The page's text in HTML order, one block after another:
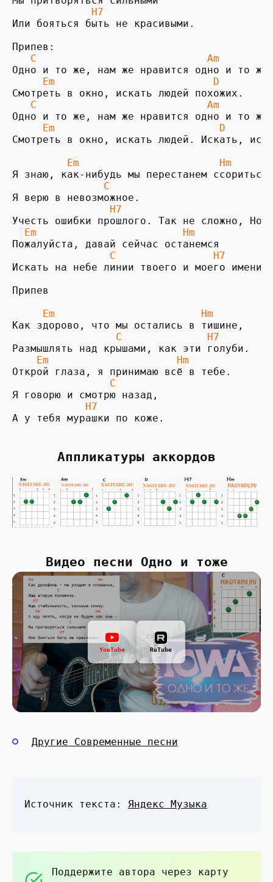
H7
Или бояться быть не красивыми.
Припев:
  C                            Am
Одно и то же, нам же нравится одно и то
  Em                          D
Смотреть в окно, искать людей похожих.
C                            Am
     Em                           D
Смотреть в окно, искать людей. Искать,
         Em                       Hm
Я знаю, как-нибудь мы перестанем
C
Я верю в невозможное.
H7
  Em                        Hm
Пожалуйста, давай сейчас останемся
C                H7
Искать на небе линии твоего и моего имени.
Припев
     Em                        Hm
Как здорово, что мы остались в тишине,
       C              H7
    Em                     Hm
                C
            H7
А у тебя мурашки по коже.
Аппликатуры аккордов
Видео песни Одно и тоже
YouTube RuTube
Другие Современные песни
Источник текста: Яндекс Музыка
Поддержите автора через карту